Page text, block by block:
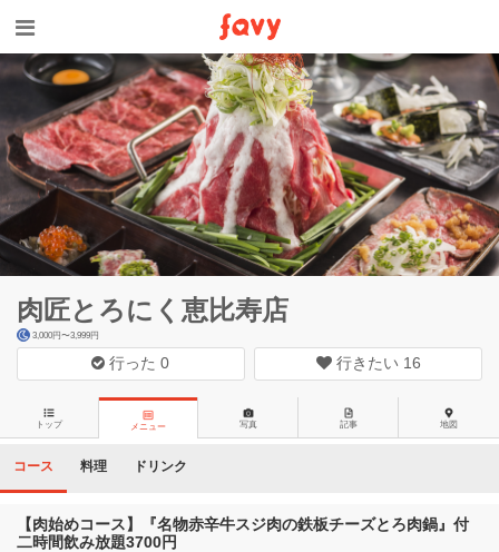
肉匠とろにく恵比寿店
3,000円〜3,999円
行った0 行きたい 16
トップ メニュー 写真 記事 地図
コース 料理 ドリンク
【肉始めコース】『名物赤辛牛スジ肉の鉄板チーズとろ肉鍋』付
二時間飲み放題3700円